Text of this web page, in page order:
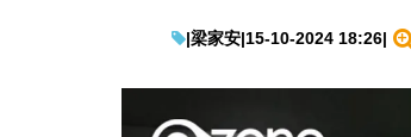
|梁家安|15-10-2024 18:26|